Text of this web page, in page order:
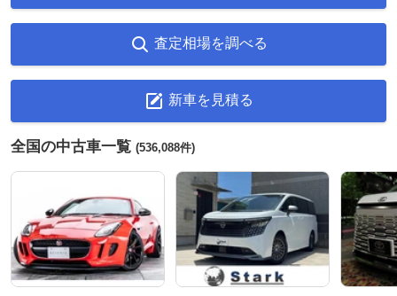
査定相場を調べる
新車を見積る
全国の中古車一覧 (536,088件)